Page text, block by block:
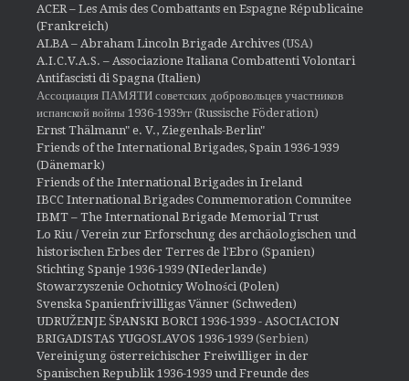
ACER – Les Amis des Combattants en Espagne Républicaine
(Frankreich)
ALBA – Abraham Lincoln Brigade Archives (USA)
A.I.C.V.A.S. – Associazione Italiana Combattenti Volontari
Antifascisti di Spagna (Italien)
Ассоциация ПАМЯТИ советских добровольцев участников
испанской войны 1936-1939гг (Russische Föderation)
Ernst Thälmann" e. V., Ziegenhals-Berlin"
Friends of the International Brigades, Spain 1936-1939
(Dänemark)
Friends of the International Brigades in Ireland
IBCC International Brigades Commemoration Commitee
IBMT – The International Brigade Memorial Trust
Lo Riu / Verein zur Erforschung des archäologischen und
historischen Erbes der Terres de l'Ebro (Spanien)
Stichting Spanje 1936-1939 (NIederlande)
Stowarzyszenie Ochotnicy Wolności (Polen)
Svenska Spanienfrivilligas Vänner (Schweden)
UDRUŽENJE ŠPANSKI BORCI 1936-1939 - ASOCIACION
BRIGADISTAS YUGOSLAVOS 1936-1939 (Serbien)
Vereinigung österreichischer Freiwilliger in der
Spanischen Republik 1936-1939 und Freunde des